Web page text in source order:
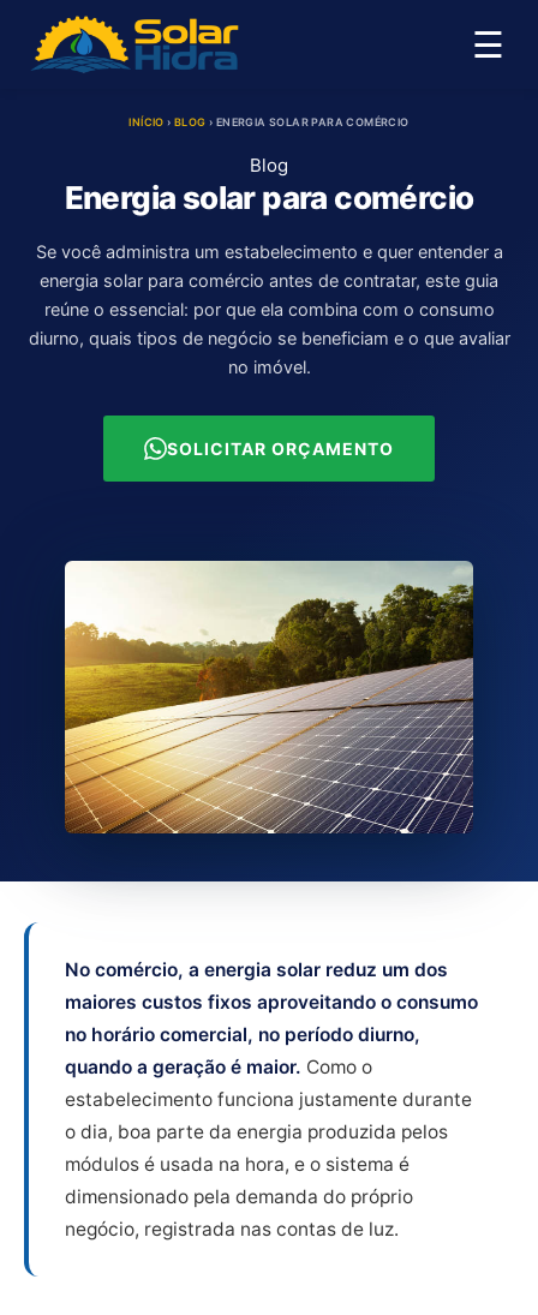
☰
INÍCIO › BLOG › ENERGIA SOLAR PARA COMÉRCIO
Blog
Energia solar para comércio
Se você administra um estabelecimento e quer entender a
energia solar para comércio antes de contratar, este guia
reúne o essencial: por que ela combina com o consumo
diurno, quais tipos de negócio se beneficiam e o que avaliar
no imóvel.
SOLICITAR ORÇAMENTO
No comércio, a energia solar reduz um dos
maiores custos fixos aproveitando o consumo
no horário comercial, no período diurno,
quando a geração é maior. Como o
estabelecimento funciona justamente durante
o dia, boa parte da energia produzida pelos
módulos é usada na hora, e o sistema é
dimensionado pela demanda do próprio
negócio, registrada nas contas de luz.